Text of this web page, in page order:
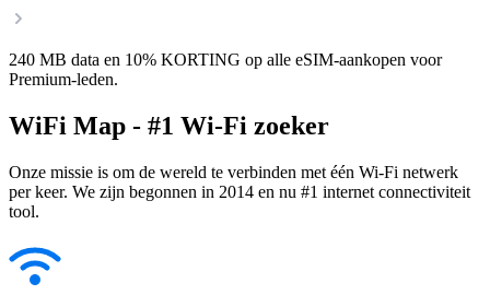
240 MB data en 10% KORTING op alle eSIM-aankopen voor
Premium-leden.
WiFi Map - #1 Wi-Fi zoeker
Onze missie is om de wereld te verbinden met één Wi-Fi netwerk
per keer. We zijn begonnen in 2014 en nu #1 internet connectiviteit
tool.